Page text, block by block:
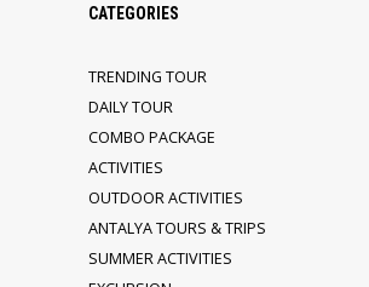
CATEGORIES
TRENDING TOUR
DAILY TOUR
COMBO PACKAGE
ACTIVITIES
OUTDOOR ACTIVITIES
ANTALYA TOURS & TRIPS
SUMMER ACTIVITIES